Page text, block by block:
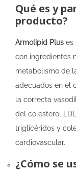
Qué es y
producto?
Armolipid Plus es
con ingredientes
metabolismo de
adecuados en el
la correcta
del colesterol
triglicéridos y
cardiovascular.
¿Cómo se